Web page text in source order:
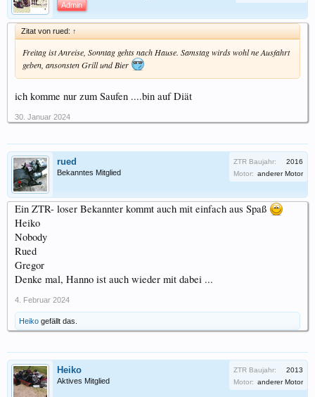
Admin
Zitat von rued: ↑
Freitag ist Anreise, Sonntag gehts nach Hause. Samstag wirds wohl ne Ausfahrt
geben, ansonsten Grill und Bier
ich komme nur zum Saufen ....bin auf Diät
30. Januar 2024
rued
Bekanntes Mitglied
ZTR Baujahr:
2016
Motor: anderer Motor
Ein ZTR- loser Bekannter kommt auch mit einfach aus Spaß
Heiko
Nobody
Rued
Gregor
Denke mal, Hanno ist auch wieder mit dabei ...
4. Februar 2024
Heiko gefällt das.
Heiko
Aktives Mitglied
ZTR Baujahr:
2013
Motor: anderer Motor